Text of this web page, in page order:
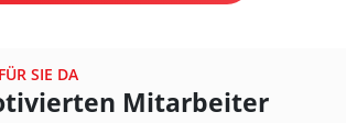
SIE DA
Mitarbeiter